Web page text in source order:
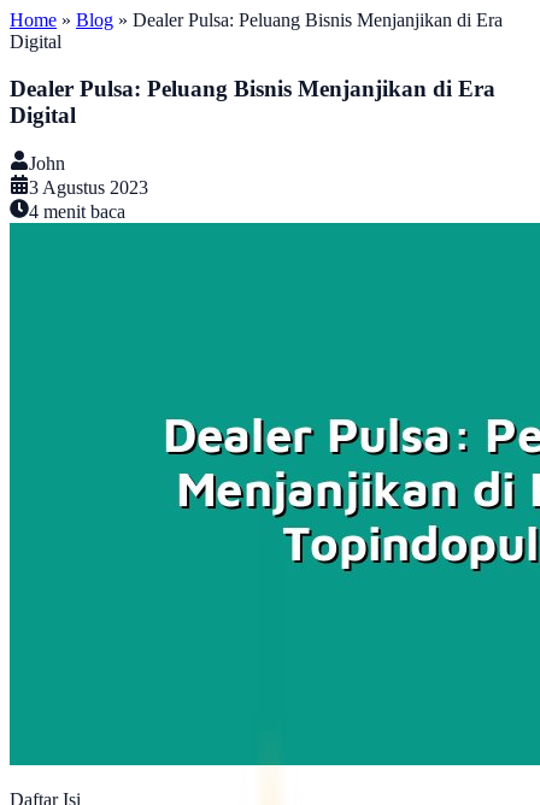
Home » Blog » Dealer Pulsa: Peluang Bisnis Menjanjikan di Era
Digital
Dealer Pulsa: Peluang Bisnis Menjanjikan di Era
Digital
John
3 Agustus 2023
4 menit baca
Daftar Isi